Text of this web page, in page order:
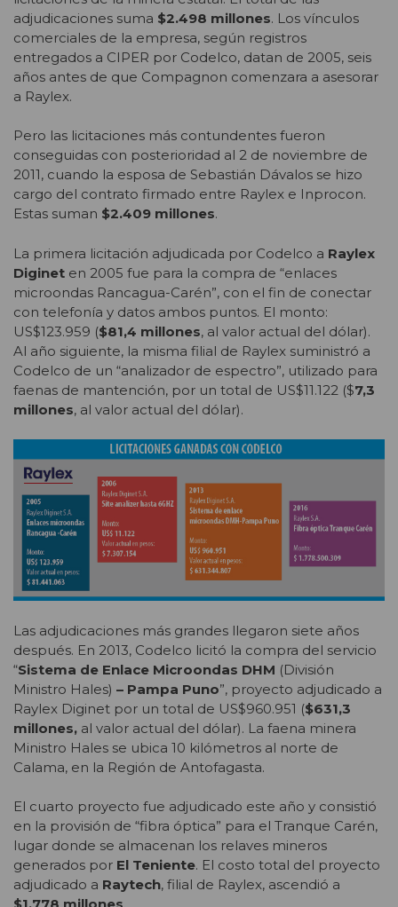
adjudicaciones suma $2.498 millones. Los vínculos
comerciales de la empresa, según registros
entregados a CIPER por Codelco, datan de 2005, seis
años antes de que Compagnon comenzara a asesorar
a Raylex.
Pero las licitaciones más contundentes fueron
conseguidas con posterioridad al 2 de noviembre de
2011, cuando la esposa de Sebastián Dávalos se hizo
cargo del contrato firmado entre Raylex e Inprocon.
Estas suman $2.409 millones.
La primera licitación adjudicada por Codelco a Raylex
Diginet en 2005 fue para la compra de “enlaces
microondas Rancagua-Carén”, con el fin de conectar
con telefonía y datos ambos puntos. El monto:
US$123.959 ($81,4 millones, al valor actual del dólar).
Al año siguiente, la misma filial de Raylex suministró a
Codelco de un “analizador de espectro”, utilizado para
faenas de mantención, por un total de US$11.122 ($7,3
millones, al valor actual del dólar).
Las adjudicaciones más grandes llegaron siete años
después. En 2013, Codelco licitó la compra del servicio
“Sistema de Enlace Microondas DHM (División
Ministro Hales) – Pampa Puno”, proyecto adjudicado a
Raylex Diginet por un total de US$960.951 ($631,3
millones, al valor actual del dólar). La faena minera
Ministro Hales se ubica 10 kilómetros al norte de
Calama, en la Región de Antofagasta.
El cuarto proyecto fue adjudicado este año y consistió
en la provisión de “fibra óptica” para el Tranque Carén,
lugar donde se almacenan los relaves mineros
generados por El Teniente. El costo total del proyecto
adjudicado a Raytech, filial de Raylex, ascendió a